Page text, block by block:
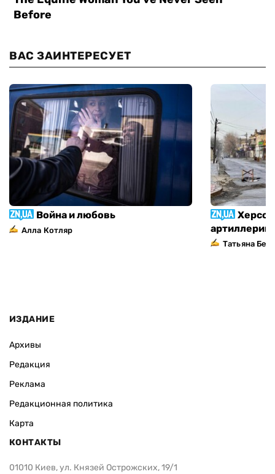
ВАС ЗАИНТЕРЕСУЕТ
Война и любовь
Алла Котляр
Татьяна
ИЗДАНИЕ
Архивы
Редакция
Реклама
Редакционная политика
Карта
КОНТАКТЫ
01010 Киев, ул. Князей Острожских, 19/1